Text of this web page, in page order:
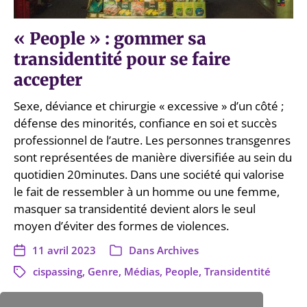
« People » : gommer sa
transidentité pour se faire
accepter
Sexe, déviance et chirurgie « excessive » d’un côté ;
défense des minorités, confiance en soi et succès
professionnel de l’autre. Les personnes transgenres
sont représentées de manière diversifiée au sein du
quotidien 20minutes. Dans une société qui valorise
le fait de ressembler à un homme ou une femme,
masquer sa transidentité devient alors le seul
moyen d’éviter des formes de violences.
11 avril 2023 Dans Archives
cispassing, Genre, Médias, People, Transidentité